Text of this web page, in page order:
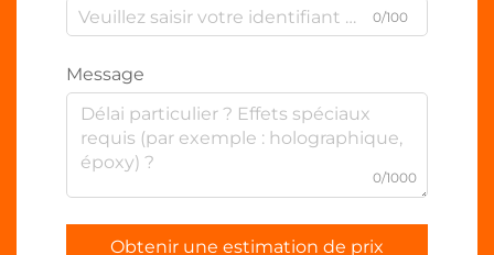
0/100
Message
0/1000
Obtenir une estimation de prix